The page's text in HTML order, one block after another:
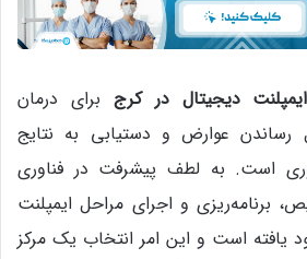
دیجیتال در کرج برای درمان
رساندن عوارض و دستیابی به نتایج
است. به لطف پیشرفت در فناوری
برنامه‌ریزی و اجرای مراحل ایمپلنت
یافته است و این امر انتخاب یک مرکز